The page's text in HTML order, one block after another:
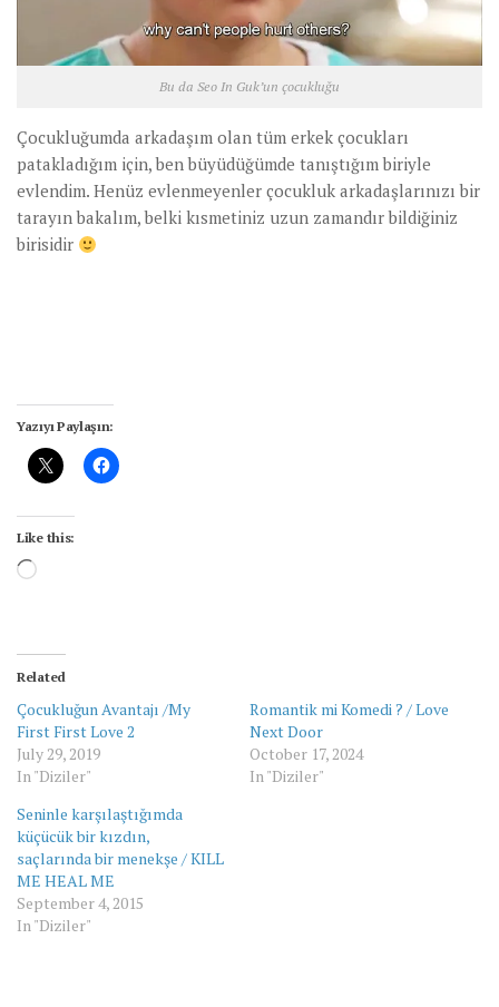
Bu da Seo In Guk’un çocukluğu
Çocukluğumda arkadaşım olan tüm erkek çocukları
patakladığım için, ben büyüdüğümde tanıştığım biriyle
evlendim. Henüz evlenmeyenler çocukluk arkadaşlarınızı bir
tarayın bakalım, belki kısmetiniz uzun zamandır bildiğiniz
birisidir
Yazıyı Paylaşın:
Like this:
Loading…
Related
Çocukluğun Avantajı /My
First First Love 2
July 29, 2019
In "Diziler"
Romantik mi Komedi ? / Love
Next Door
October 17, 2024
In "Diziler"
Seninle karşılaştığımda
küçücük bir kızdın,
saçlarında bir menekşe / KILL
ME HEAL ME
September 4, 2015
In "Diziler"